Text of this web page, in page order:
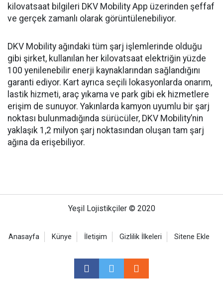
kilovatsaat bilgileri DKV Mobility App üzerinden şeffaf
ve gerçek zamanlı olarak görüntülenebiliyor.
DKV Mobility ağındaki tüm şarj işlemlerinde olduğu
gibi şirket, kullanılan her kilovatsaat elektriğin yüzde
100 yenilenebilir enerji kaynaklarından sağlandığını
garanti ediyor. Kart ayrıca seçili lokasyonlarda onarım,
lastik hizmeti, araç yıkama ve park gibi ek hizmetlere
erişim de sunuyor. Yakınlarda kamyon uyumlu bir şarj
noktası bulunmadığında sürücüler, DKV Mobility’nin
yaklaşık 1,2 milyon şarj noktasından oluşan tam şarj
ağına da erişebiliyor.
Yeşil Lojistikçiler © 2020
Anasayfa Künye İletişim Gizlilik İlkeleri Sitene Ekle